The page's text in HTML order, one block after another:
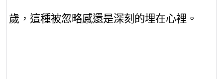
歲，這種被忽略感還是深刻的埋在心裡。